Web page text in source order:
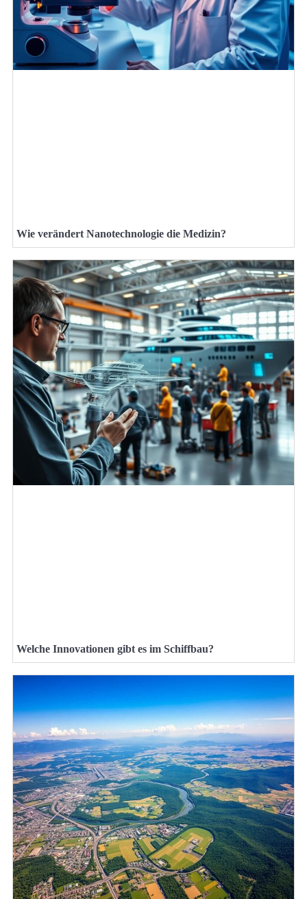
Wie verändert Nanotechnologie die Medizin?
Welche Innovationen gibt es im Schiffbau?